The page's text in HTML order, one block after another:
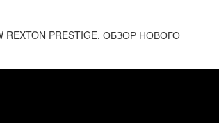
PRESTIGE. ОБЗОР НОВОГО